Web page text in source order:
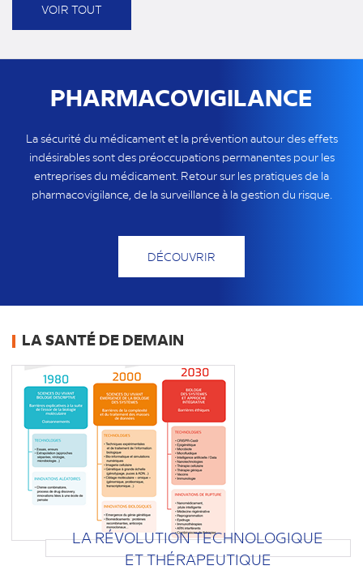
VOIR TOUT
PHARMACOVIGILANCE
La sécurité du médicament et la prévention autour des effets
indésirables sont des préoccupations permanentes pour les
entreprises du médicament. Retour sur les pratiques de la
pharmacovigilance, de la surveillance à la gestion du risque.
DÉCOUVRIR
LA SANTÉ DE DEMAIN
LA RÉVOLUTION TECHNOLOGIQUE
ET THÉRAPEUTIQUE